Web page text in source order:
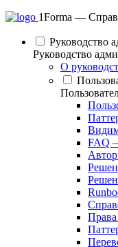
1Forma —
Руководство
Руководство
О
FAQ
Права